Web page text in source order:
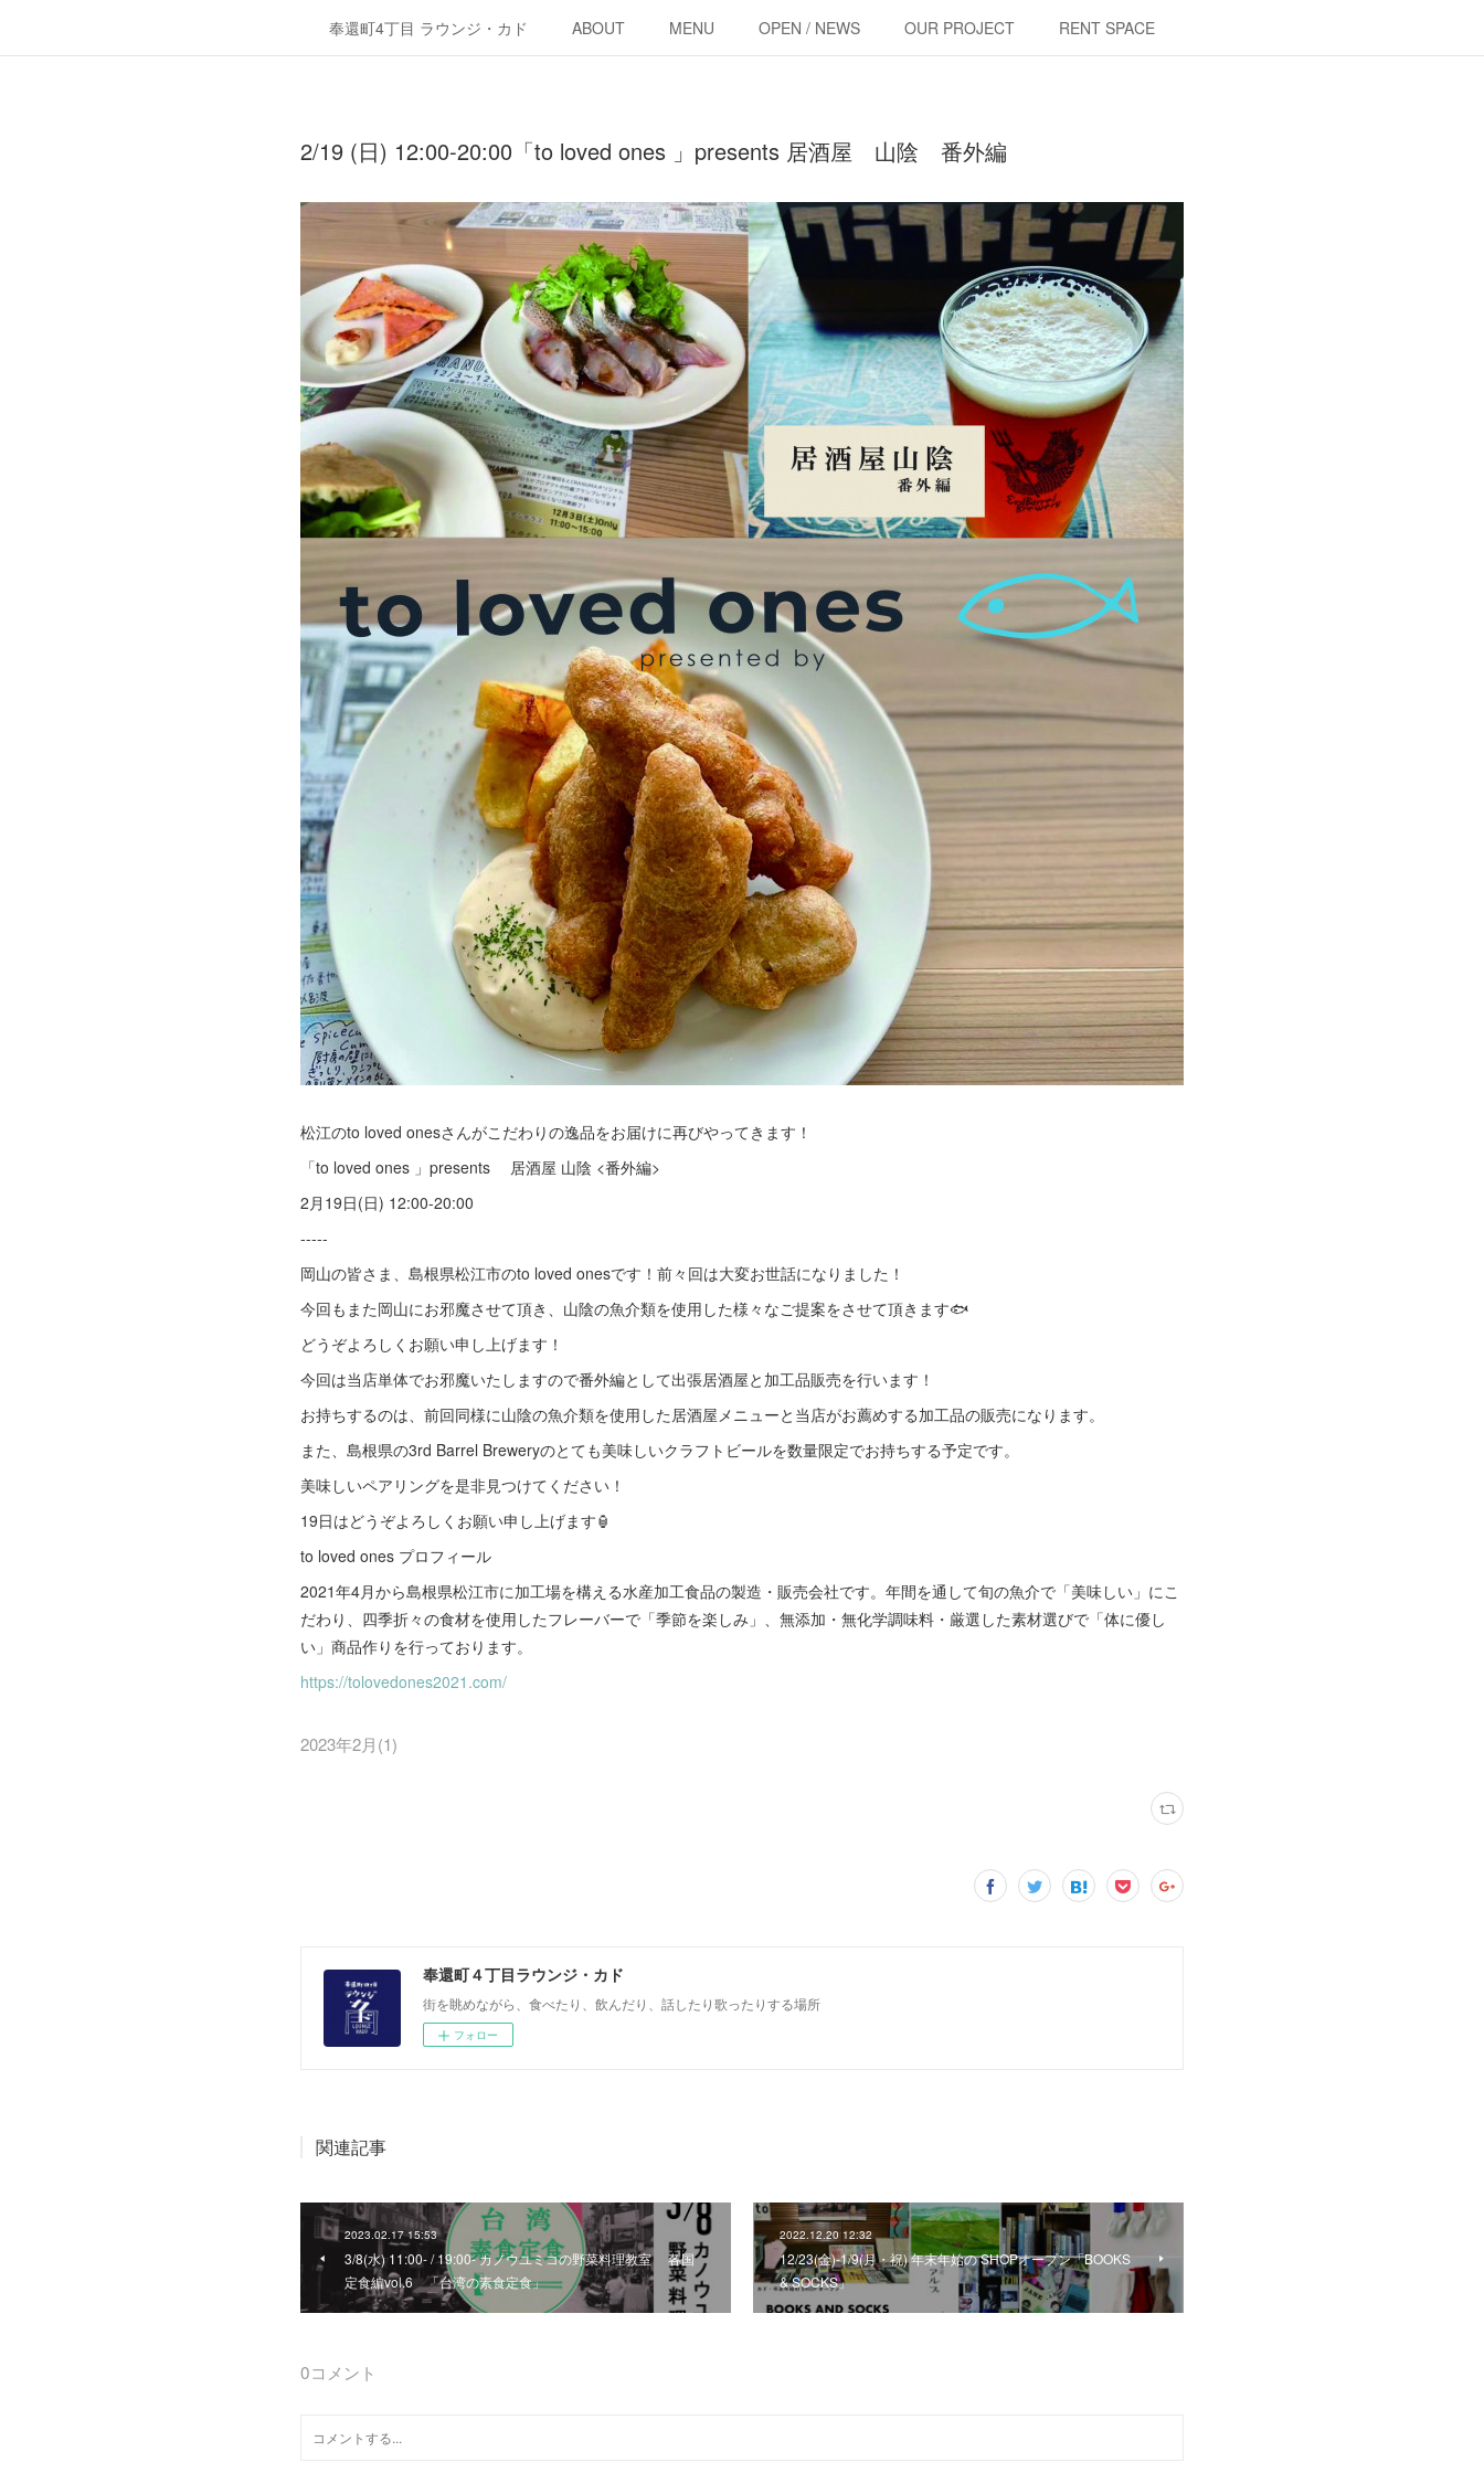
奉還町4丁目 ラウンジ・カド ABOUT MENU OPEN / NEWS OUR PROJECT RENT SPACE
2/19 (日) 12:00-20:00「to loved ones 」presents 居酒屋 山陰 番外編
松江のto loved onesさんがこだわりの逸品をお届けに再びやってきます！
「to loved ones 」presents 居酒屋 山陰 <番外編>
2月19日(日) 12:00-20:00
-----
岡山の皆さま、島根県松江市のto loved onesです！前々回は大変お世話になりました！
今回もまた岡山にお邪魔させて頂き、山陰の魚介類を使用した様々なご提案をさせて頂きます🐟
どうぞよろしくお願い申し上げます！
今回は当店単体でお邪魔いたしますので番外編として出張居酒屋と加工品販売を行います！
お持ちするのは、前回同様に山陰の魚介類を使用した居酒屋メニューと当店がお薦めする加工品の販売になります。
また、島根県の3rd Barrel Breweryのとても美味しいクラフトビールを数量限定でお持ちする予定です。
美味しいペアリングを是非見つけてください！
19日はどうぞよろしくお願い申し上げます🏮
to loved ones プロフィール
2021年4月から島根県松江市に加工場を構える水産加工食品の製造・販売会社です。年間を通して旬の魚介で「美味しい」にこ
だわり、四季折々の食材を使用したフレーバーで「季節を楽しみ」、無添加・無化学調味料・厳選した素材選びで「体に優し
い」商品作りを行っております。
https://tolovedones2021.com/
2023年2月(1)
奉還町４丁目ラウンジ・カド
街を眺めながら、食べたり、飲んだり、話したり歌ったりする場所
フォロー
関連記事
2023.02.17 15:53
3/8(水) 11:00- / 19:00- カノウユミコの野菜料理教室 各国
定食編vol.6 「台湾の素食定食」
2022.12.20 12:32
12/23(金)-1/9(月・祝) 年末年始の SHOPオープン「BOOKS
& SOCKS」
0コメント